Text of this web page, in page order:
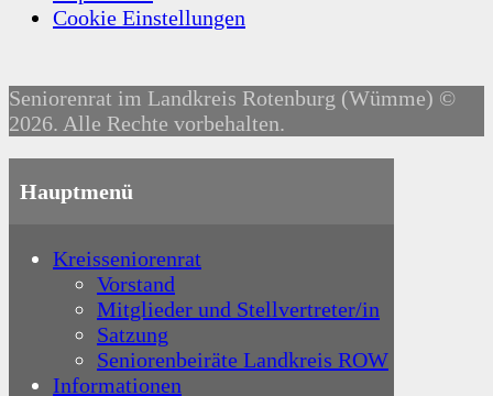
Cookie Einstellungen
Seniorenrat im Landkreis Rotenburg (Wümme) ©
2026. Alle Rechte vorbehalten.
Hauptmenü
Kreisseniorenrat
Vorstand
Mitglieder und Stellvertreter/in
Satzung
Seniorenbeiräte Landkreis ROW
Informationen